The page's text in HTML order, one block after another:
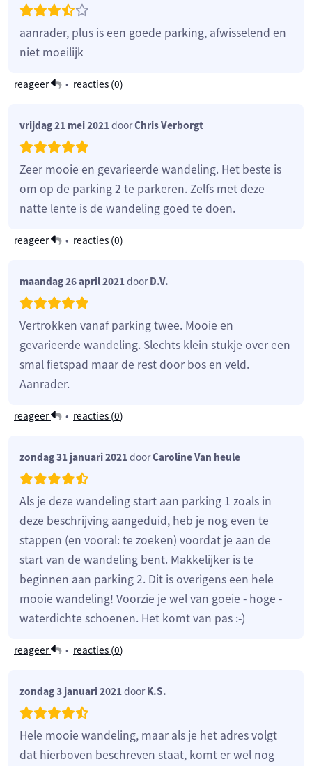
aanrader, plus is een goede parking, afwisselend en
niet moeilijk
reageer • reacties (0)
vrijdag 21 mei 2021doorChris Verborgt
Zeer mooie en gevarieerde wandeling. Het beste is
om op de parking 2 te parkeren. Zelfs met deze
natte lente is de wandeling goed te doen.
reageer • reacties (0)
maandag 26 april 2021doorD.V.
Vertrokken vanaf parking twee. Mooie en
gevarieerde wandeling. Slechts klein stukje over een
smal fietspad maar de rest door bos en veld.
Aanrader.
reageer • reacties (0)
zondag 31 januari 2021doorCaroline Van heule
Als je deze wandeling start aan parking 1 zoals in
deze beschrijving aangeduid, heb je nog even te
stappen (en vooral: te zoeken) voordat je aan de
start van de wandeling bent. Makkelijker is te
beginnen aan parking 2. Dit is overigens een hele
mooie wandeling! Voorzie je wel van goeie - hoge -
waterdichte schoenen. Het komt van pas :-)
reageer • reacties (0)
zondag 3 januari 2021doorK.S.
Hele mooie wandeling, maar als je het adres volgt
dat hierboven beschreven staat, komt er wel nog